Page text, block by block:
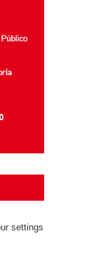
settings